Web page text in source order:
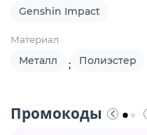
Genshin Impact
Материал
Металл ; Полиэстер
Промокоды